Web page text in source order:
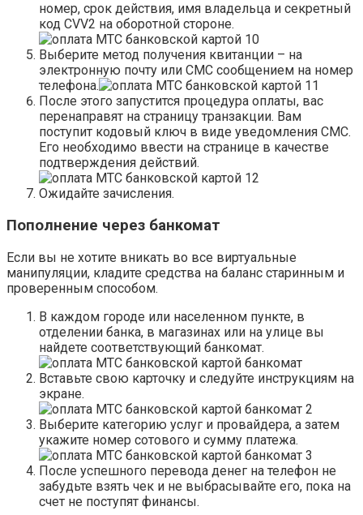
номер, срок действия, имя владельца и секретный
код CVV2 на оборотной стороне.
Выберите метод получения квитанции – на
электронную почту или СМС сообщением на номер
телефона.
После этого запустится процедура оплаты, вас
перенаправят на страницу транзакции. Вам
поступит кодовый ключ в виде уведомления СМС.
Его необходимо ввести на странице в качестве
подтверждения действий.
Ожидайте зачисления.
Пополнение через банкомат
Если вы не хотите вникать во все виртуальные
манипуляции, кладите средства на баланс старинным и
проверенным способом.
В каждом городе или населенном пункте, в
отделении банка, в магазинах или на улице вы
найдете соответствующий банкомат.
Вставьте свою карточку и следуйте инструкциям на
экране.
Выберите категорию услуг и провайдера, а затем
укажите номер сотового и сумму платежа.
После успешного перевода денег на телефон не
забудьте взять чек и не выбрасывайте его, пока на
счет не поступят финансы.